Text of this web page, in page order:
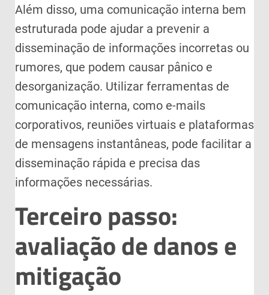
Além disso, uma comunicação interna bem
estruturada pode ajudar a prevenir a
disseminação de informações incorretas ou
rumores, que podem causar pânico e
desorganização. Utilizar ferramentas de
comunicação interna, como e-mails
corporativos, reuniões virtuais e plataformas
de mensagens instantâneas, pode facilitar a
disseminação rápida e precisa das
informações necessárias.
Terceiro passo:
avaliação de danos e
mitigação